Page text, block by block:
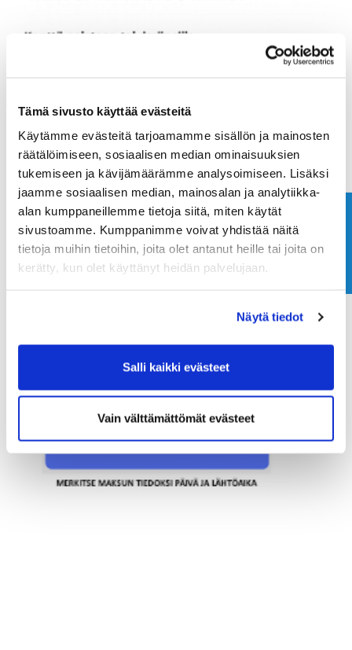
Tämä sivusto käyttää evästeitä
Käytämme evästeitä tarjoamamme sisällön ja mainosten
räätälöimiseen, sosiaalisen median ominaisuuksien
tukemiseen ja kävijämäärämme analysoimiseen. Lisäksi
jaamme sosiaalisen median, mainosalan ja analytiikka-
alan kumppaneillemme tietoja siitä, miten käytät
sivustoamme. Kumppanimme voivat yhdistää näitä
tietoja muihin tietoihin, joita olet antanut heille tai joita on
kerätty, kun olet käyttänyt heidän palvelujaan.
Näytä tiedot
Salli kaikki evästeet
Vain välttämättömät evästeet